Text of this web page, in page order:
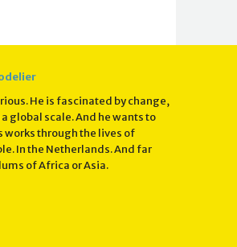
He is fascinated by change,
global scale. And he wants to
works through the lives of
In the Netherlands. And far
of Africa or Asia.